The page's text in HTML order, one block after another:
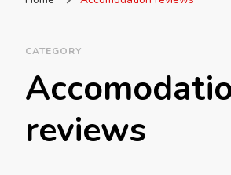
CATEGORY
reviews